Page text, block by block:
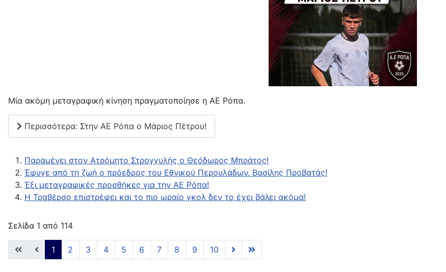
Μία ακόμη μεταγραφική κίνηση πραγματοποίησε η ΑΕ Ρόπα.
Περισσότερα: Στην ΑΕ Ρόπα ο Μάριος Πέτρου!
Παραμένει στον Ατρόμητο Στρογγυλής ο Θεόδωρος Μπράτος!
Έφυγε από τη ζωή ο πρόεδρος του Εθνικού Περουλάδων, Βασίλης Προβατάς!
Έξι μεταγραφικές προσθήκες για την ΑΕ Ρόπα!
Η Τραβέρσο επιστρέφει και το πιο ωραίο γκολ δεν το έχει βάλει ακόμα!
Σελίδα 1 από 114
1 2 3 4 5 6 7 8 9 10